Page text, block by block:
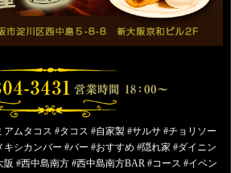
ムタコス #タコス #自家製 #サルサ #チョリソー
シカンバー #バー #おすすめ #隠れ家 #ダイニン
阪 #西中島南方 #西中島南方BAR #コース #イベン